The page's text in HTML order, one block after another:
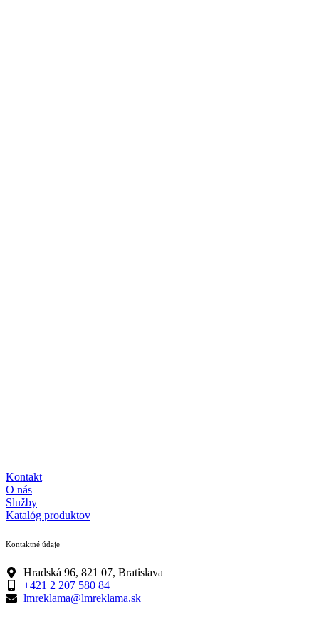
Kontakt
O nás
Služby
Katalóg produktov
Kontaktné údaje
Hradská 96, 821 07, Bratislava
+421 2 207 580 84
lmreklama@lmreklama.sk